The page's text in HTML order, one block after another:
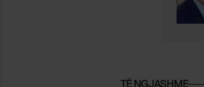
TË NGJASHME